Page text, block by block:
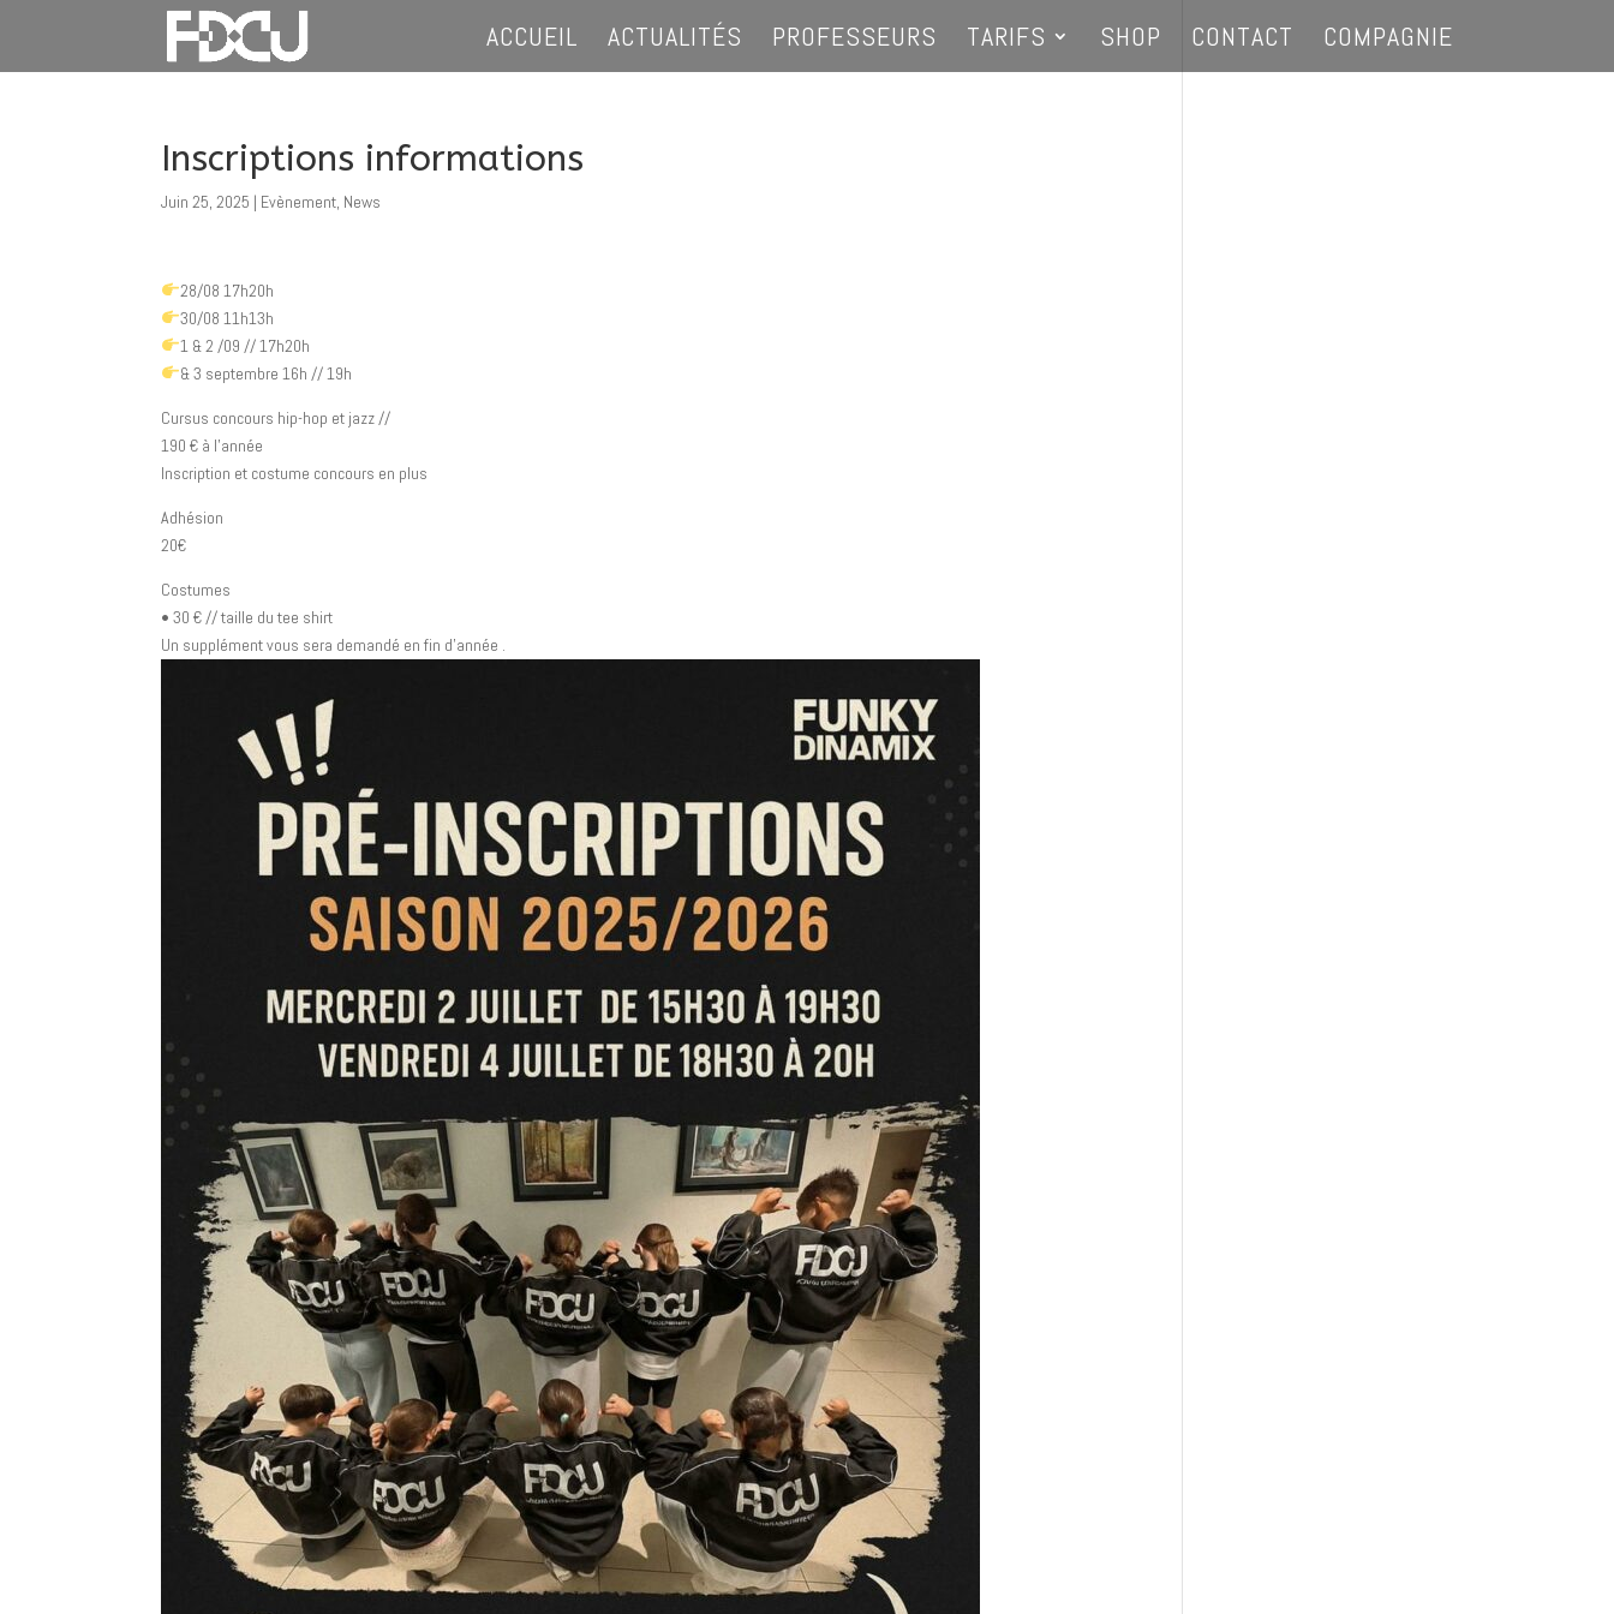
ACCUEIL ACTUALITÉS PROFESSEURS TARIFS SHOP CONTACT COMPAGNIE
Inscriptions informations
Juin 25, 2025 | Evènement, News
28/08 17h20h
30/08 11h13h
1 & 2 /09 // 17h20h
& 3 septembre 16h // 19h
Cursus concours hip-hop et jazz //
190 € à l’année
Inscription et costume concours en plus
Adhésion
20€
Costumes
•⁠ ⁠30 € // taille du tee shirt
Un supplément vous sera demandé en fin d’année .